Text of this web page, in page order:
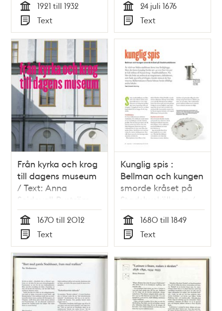
Tid
1921 till 1932
Typ
Text Tid
24 juli 1676
Typ
Text
Från kyrka och krog
till dagens museum
/ Text: Anna
Seidevall-Byström
Tid
1670 till 2012
Typ
Text
Kunglig spis :
Bellman och kungen
smorde kråset på
Stadshuskällaren /
Text: Elisabeth
Brenning
Tid
1680 till 1849
Typ
Text